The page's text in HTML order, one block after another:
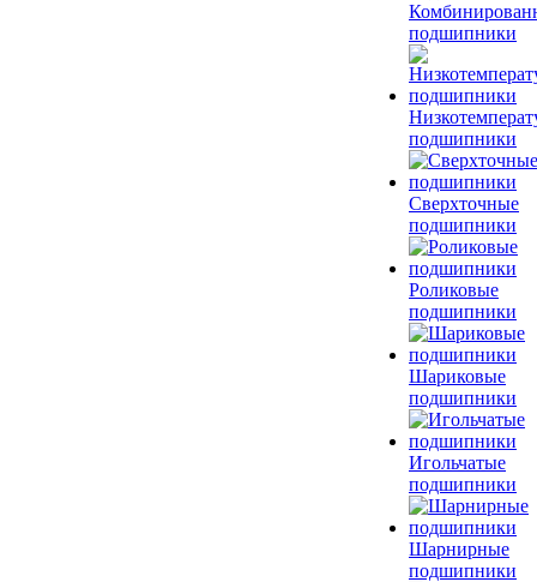
подшипники
подшипники
Сверхточные
подшипники
Роликовые
подшипники
Шариковые
подшипники
Игольчатые
подшипники
Шарнирные
подшипники